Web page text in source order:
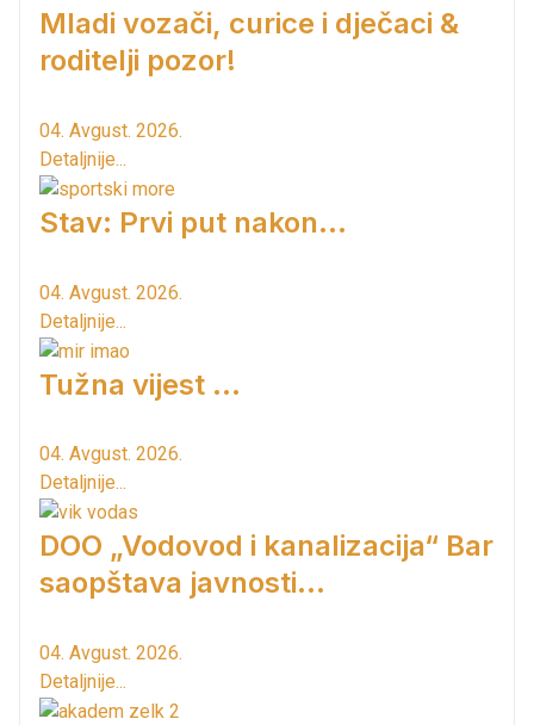
Mladi vozači, curice i dječaci &
roditelji pozor!
04. Avgust. 2026.
Detaljnije...
Stav: Prvi put nakon…
04. Avgust. 2026.
Detaljnije...
Tužna vijest ...
04. Avgust. 2026.
Detaljnije...
DOO „Vodovod i kanalizacija“ Bar
saopštava javnosti...
04. Avgust. 2026.
Detaljnije...